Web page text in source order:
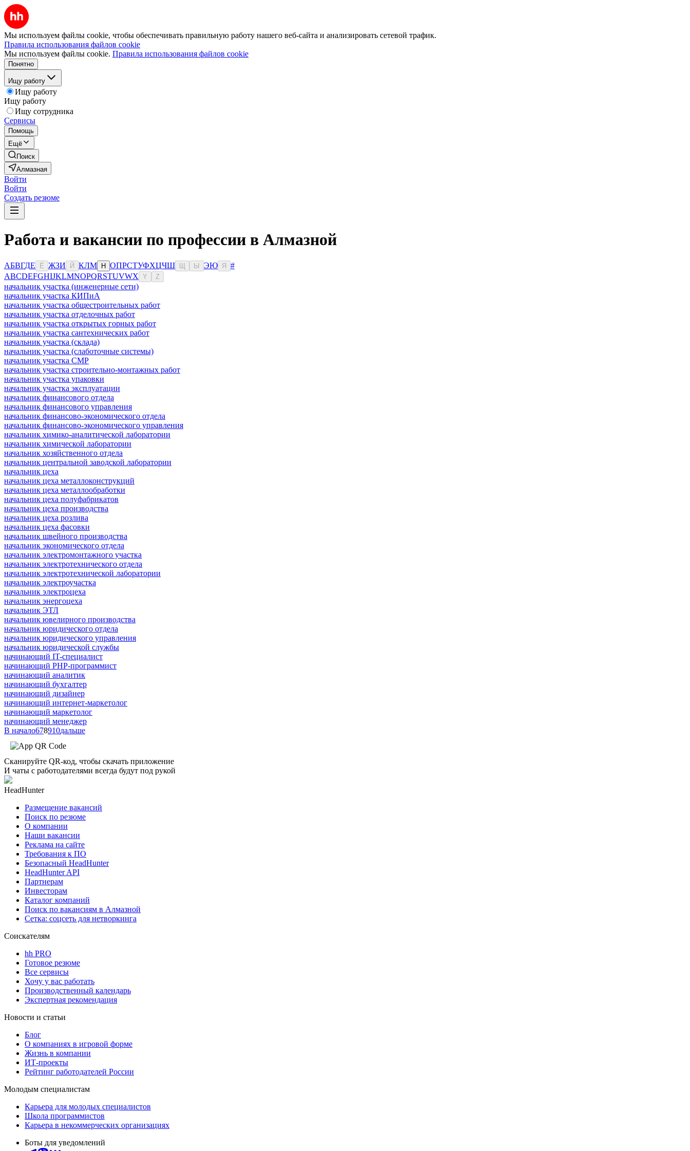
Мы используем файлы cookie, чтобы обеспечивать правильную работу нашего веб-сайта и анализировать сетевой трафик.
Правила использования файлов cookie
Мы используем файлы cookie. Правила использования файлов cookie
Понятно
Ищу работу
Ищу работу
Ищу работу
Ищу сотрудника
Сервисы
Помощь
Ещё
Поиск
Алмазная
Войти
Войти
Создать резюме
Работа и вакансии по профессии в Алмазной
АБВГДЕ Ё ЖЗИ Й КЛМ Н ОПРСТУФХЦЧШ Ы ЭЮ Я
#
ABCDEFGHIJKLMNOPQRSTUVWX Y Z
начальник участка (инженерные сети)
начальник участка КИПиА
начальник участка общестроительных работ
начальник участка отделочных работ
начальник участка открытых горных работ
начальник участка сантехнических работ
начальник участка (склада)
начальник участка (слаботочные системы)
начальник участка СМР
начальник участка строительно-монтажных работ
начальник участка упаковки
начальник участка эксплуатации
начальник финансового отдела
начальник финансового управления
начальник финансово-экономического отдела
начальник финансово-экономического управления
начальник химико-аналитической лаборатории
начальник химической лаборатории
начальник хозяйственного отдела
начальник центральной заводской лаборатории
начальник цеха
начальник цеха металлоконструкций
начальник цеха металлообработки
начальник цеха полуфабрикатов
начальник цеха производства
начальник цеха розлива
начальник цеха фасовки
начальник швейного производства
начальник экономического отдела
начальник электромонтажного участка
начальник электротехнического отдела
начальник электротехнической лаборатории
начальник электроучастка
начальник электроцеха
начальник энергоцеха
начальник ЭТЛ
начальник ювелирного производства
начальник юридического отдела
начальник юридического управления
начальник юридической службы
начинающий IT-специалист
начинающий PHP-программист
начинающий аналитик
начинающий бухгалтер
начинающий дизайнер
начинающий интернет-маркетолог
начинающий маркетолог
начинающий менеджер
В начало678910дальше
Сканируйте QR-код, чтобы скачать приложение
И чаты с работодателями всегда будут под рукой
HeadHunter
Размещение вакансий
Поиск по резюме
О компании
Наши вакансии
Реклама на сайте
Требования к ПО
Безопасный HeadHunter
HeadHunter API
Партнерам
Инвесторам
Каталог компаний
Поиск по вакансиям в Алмазной
Сетка: соцсеть для нетворкинга
Соискателям
hh PRO
Готовое резюме
Все сервисы
Хочу у вас работать
Производственный календарь
Экспертная рекомендация
Новости и статьи
Блог
О компаниях в игровой форме
Жизнь в компании
ИТ-проекты
Рейтинг работодателей России
Молодым специалистам
Карьера для молодых специалистов
Школа программистов
Карьера в некоммерческих организациях
Боты для уведомлений